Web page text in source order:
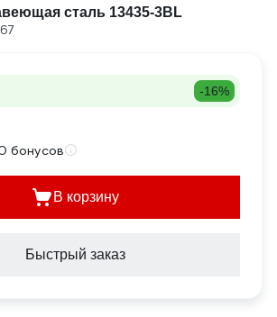
сталь 13435-3BL
-16%
бонусов
В корзину
Быстрый заказ